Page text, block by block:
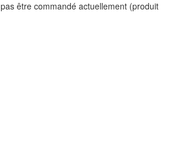
être commandé actuellement (produit